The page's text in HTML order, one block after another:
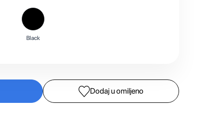
Black
Dodaj u omiljeno